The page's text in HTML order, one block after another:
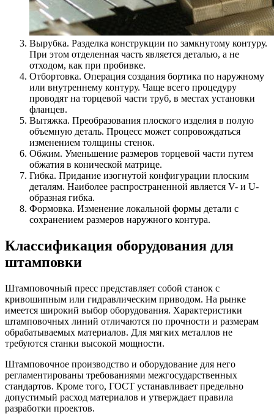
Вырубка. Разделка конструкции по замкнутому контуру.
При этом отделенная часть является деталью, а не
отходом, как при пробивке.
Отбортовка. Операция создания бортика по наружному
или внутреннему контуру. Чаще всего процедуру
проводят на торцевой части труб, в местах установки
фланцев.
Вытяжка. Преобразования плоского изделия в полую
объемную деталь. Процесс может сопровождаться
изменением толщины стенок.
Обжим. Уменьшение размеров торцевой части путем
обжатия в конической матрице.
Гибка. Придание изогнутой конфигурации плоским
деталям. Наиболее распространенной является V- и U-
образная гибка.
Формовка. Изменение локальной формы детали с
сохранением размеров наружного контура.
Классификация оборудования для
штамповки
Штамповочный пресс представляет собой станок с
кривошипным или гидравлическим приводом. На рынке
имеется широкий выбор оборудования. Характеристики
штамповочных линий отличаются по прочности и размерам
обрабатываемых материалов. Для мягких металлов не
требуются станки высокой мощности.
Штамповочное производство и оборудование для него
регламентированы требованиями межгосударственных
стандартов. Кроме того, ГОСТ устанавливает предельно
допустимый расход материалов и утверждает правила
разработки проектов.